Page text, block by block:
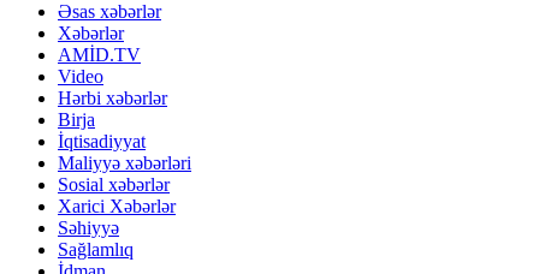
Əsas xəbərlər
Xəbərlər
AMİD.TV
Video
Hərbi xəbərlər
Birja
İqtisadiyyat
Maliyyə xəbərləri
Sosial xəbərlər
Xarici Xəbərlər
Səhiyyə
Sağlamlıq